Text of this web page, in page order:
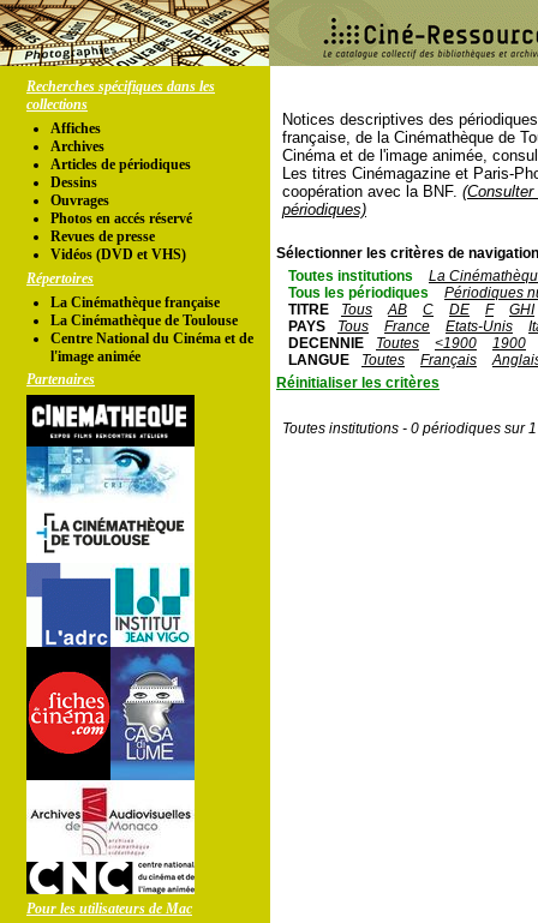
Recherches spécifiques dans les
collections
Affiches
Archives
Articles de périodiques
Dessins
Ouvrages
Photos en accés réservé
Revues de presse
Vidéos (DVD et VHS)
Répertoires
La Cinémathèque française
La Cinémathèque de Toulouse
Centre National du Cinéma et de
l'image animée
Partenaires
Pour les utilisateurs de Mac
Notices descriptives des
française, de la Cinémathèque de
Cinéma et de l'image animée,
Les titres Cinémagazine et Paris-
coopération avec la BNF.
périodiques)
Sélectionner les critères de
Toutes institutions
La
Tous les périodiques
Périodiques
TITRE
Tous AB C DE F
GHI
PAYS
Tous France Etats-Unis
DECENNIE
Toutes <1900
1900
LANGUE
Toutes Français
Réinitialiser les critères
Toutes institutions - 0 périodiques sur